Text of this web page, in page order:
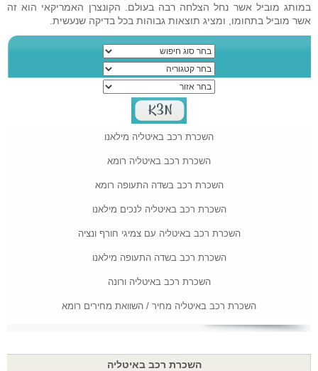
במותג מוביל אשר נחל הצלחה רבה בעולם. הקונצרן האמריקאי הוא זה
אשר מוביל בתחומו, ומציג תוצאות גבוהות בכל בדיקה שנעשית.
השכרת רכב באיטליה מילאנו
השכרת רכב באיטליה רומא
השכרת רכב בשדה התעופה רומא
השכרת רכב באיטליה לנכים מילאנו
השכרת רכב באיטליה עם צמיגי חורף ונציה
השכרת רכב בשדה התעופה מילאנו
השכרת רכב באיטליה ורונה
השכרת רכב באיטליה מחיר / השוואת מחירים רומא
השכרת רכב באיטליה